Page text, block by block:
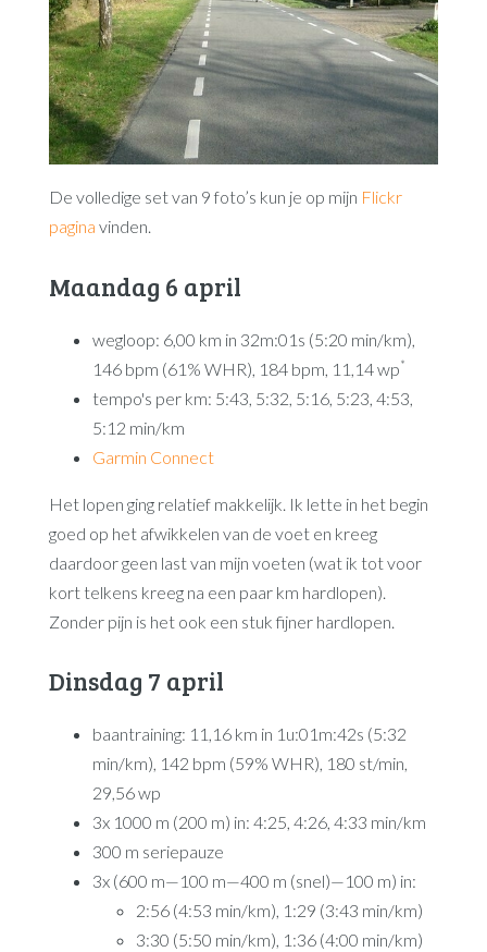
De volledige set van 9 foto’s kun je op mijn Flickr
pagina vinden.
Maandag 6 april
wegloop: 6,00 km in 32m:01s (5:20 min/km),
146 bpm (61% WHR), 184 bpm, 11,14 wp*
tempo's per km: 5:43, 5:32, 5:16, 5:23, 4:53,
5:12 min/km
Garmin Connect
Het lopen ging relatief makkelijk. Ik lette in het begin
goed op het afwikkelen van de voet en kreeg
daardoor geen last van mijn voeten (wat ik tot voor
kort telkens kreeg na een paar km hardlopen).
Zonder pijn is het ook een stuk fijner hardlopen.
Dinsdag 7 april
baantraining: 11,16 km in 1u:01m:42s (5:32
min/km), 142 bpm (59% WHR), 180 st/min,
29,56 wp
3x 1000 m (200 m) in: 4:25, 4:26, 4:33 min/km
300 m seriepauze
3x (600 m—100 m—400 m (snel)—100 m) in:
2:56 (4:53 min/km), 1:29 (3:43 min/km)
3:30 (5:50 min/km), 1:36 (4:00 min/km)